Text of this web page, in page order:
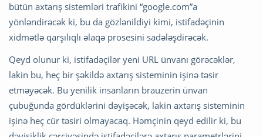
bütün axtarış sistemləri trafikini “google.com”a
yönləndirəcək ki, bu da gözlənildiyi kimi, istifadəçinin
xidmətlə qarşılıqlı əlaqə prosesini sadələşdirəcək.
Qeyd olunur ki, istifadəçilər yeni URL ünvanı görəcəklər,
lakin bu, heç bir şəkildə axtarış sisteminin işinə təsir
etməyəcək. Bu yenilik insanların brauzerin ünvan
çubuğunda gördüklərini dəyişəcək, lakin axtarış sisteminin
işinə heç cür təsiri olmayacaq. Həmçinin qeyd edilir ki, bu